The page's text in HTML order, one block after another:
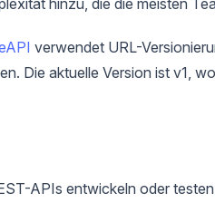
verwendet URL-
Die aktuelle Version ist v1,
APIs entwickeln oder